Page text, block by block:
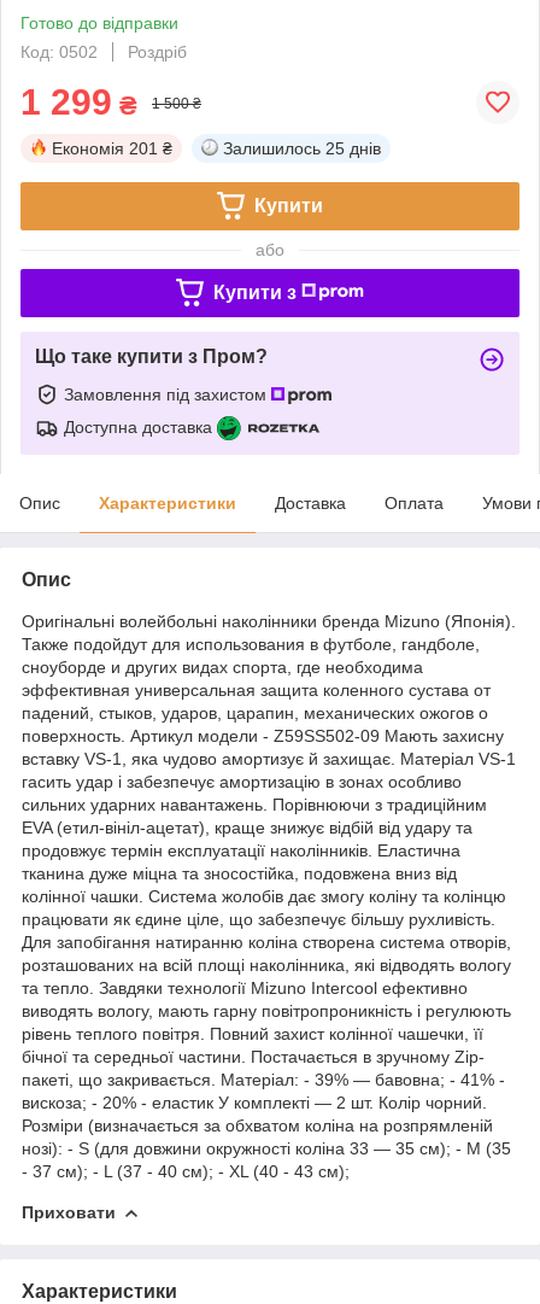
Готово до відправки
Код: 0502
Роздріб
1 299 ₴ 1 500 ₴
Економія 201 ₴ Залишилось 25 днів
Купити
або
Купити з
Що таке купити з Пром?
Замовлення під захистом
Доступна доставка
Опис Характеристики Доставка Оплата Умови
Опис
Оригінальні волейбольні наколінники бренда Mizuno (Японія).
Также подойдут для использования в футболе, гандболе,
сноуборде и других видах спорта, где необходима
эффективная универсальная защита коленного сустава от
падений, стыков, ударов, царапин, механических ожогов о
поверхность. Артикул модели - Z59SS502-09 Мають захисну
вставку VS-1, яка чудово амортизує й захищає. Матеріал VS-1
гасить удар і забезпечує амортизацію в зонах особливо
сильних ударних навантажень. Порівнюючи з традиційним
EVA (етил-вініл-ацетат), краще знижує відбій від удару та
продовжує термін експлуатації наколінників. Еластична
тканина дуже міцна та зносостійка, подовжена вниз від
колінної чашки. Система жолобів дає змогу коліну та колінцю
працювати як єдине ціле, що забезпечує більшу рухливість.
Для запобігання натиранню коліна створена система отворів,
розташованих на всій площі наколінника, які відводять вологу
та тепло. Завдяки технології Mizuno Intercool ефективно
виводять вологу, мають гарну повітропроникність і регулюють
рівень теплого повітря. Повний захист колінної чашечки, її
бічної та середньої частини. Постачається в зручному Zip-
пакеті, що закривається. Матеріал: - 39% — бавовна; - 41% -
вискоза; - 20% - еластик У комплекті — 2 шт. Колір чорний.
Розміри (визначається за обхватом коліна на розпрямленій
нозі): - S (для довжини окружності коліна 33 — 35 см); - М (35
- 37 см); - L (37 - 40 см); - XL (40 - 43 см);
Приховати
Характеристики